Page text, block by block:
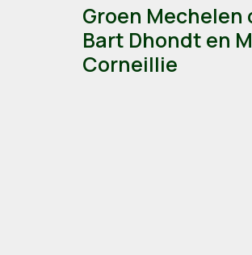
Groen
Bart Dhondt en
Corneillie